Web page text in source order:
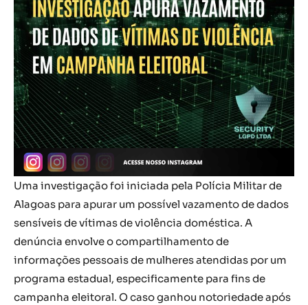
Uma investigação foi iniciada pela Polícia Militar de
Alagoas para apurar um possível vazamento de dados
sensíveis de vítimas de violência doméstica. A
denúncia envolve o compartilhamento de
informações pessoais de mulheres atendidas por um
programa estadual, especificamente para fins de
campanha eleitoral. O caso ganhou notoriedade após